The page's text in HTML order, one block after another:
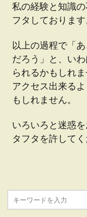
私の経験と知識
フタしております
以上の過程で「
だろう」と、い
られるかもしれ
アクセス出来る
もしれません。
いろいろと迷惑
タフタを許してく